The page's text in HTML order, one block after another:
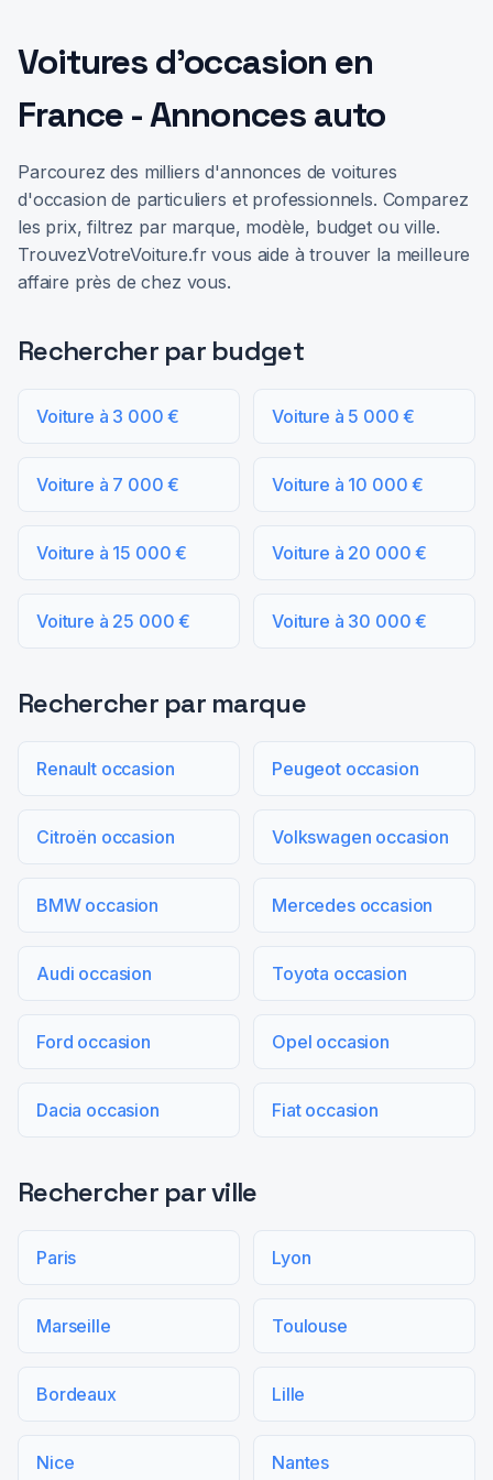
Voitures d'occasion en
France - Annonces auto
Parcourez des milliers d'annonces de voitures
d'occasion de particuliers et professionnels. Comparez
les prix, filtrez par marque, modèle, budget ou ville.
TrouvezVotreVoiture.fr vous aide à trouver la meilleure
affaire près de chez vous.
Rechercher par budget
Voiture à 3 000 € Voiture à 5 000 €
Voiture à 7 000 € Voiture à 10 000 €
Voiture à 15 000 € Voiture à 20 000 €
Voiture à 25 000 € Voiture à 30 000 €
Rechercher par marque
Renault occasion Peugeot occasion
Citroën occasion Volkswagen occasion
BMW occasion Mercedes occasion
Audi occasion Toyota occasion
Ford occasion Opel occasion
Dacia occasion Fiat occasion
Rechercher par ville
Paris Lyon
Marseille Toulouse
Bordeaux Lille
Nice Nantes